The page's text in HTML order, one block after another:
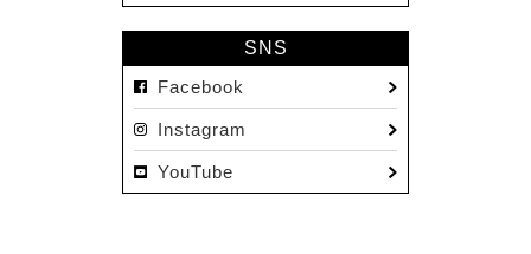
SNS
Facebook
Instagram
YouTube